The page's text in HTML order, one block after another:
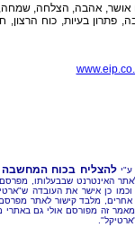
אהבה, הצלחה, שמחה,
בעיות, כוח הרצון,
ע"ילהצליח בכוח המחשבה EIP.co.il
האינטרנט שבבעלותו,
כן אישר את העובדה
אחרים, מלבד קישור לאתר
זה מפורסם אולי גם באתרי